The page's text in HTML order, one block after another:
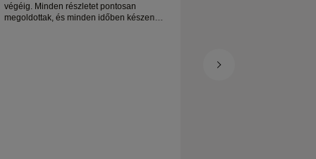
végéig. Minden részletet pontosan
megoldottak, és minden időben készen